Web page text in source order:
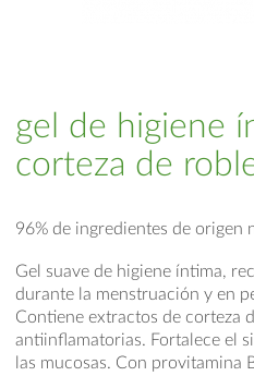
gel de higiene
corteza de
96% de ingredientes de origen
Gel suave de higiene íntima,
durante la menstruación y en
Contiene extractos de corteza
antiinflamatorias. Fortalece el
las mucosas. Con provitamina